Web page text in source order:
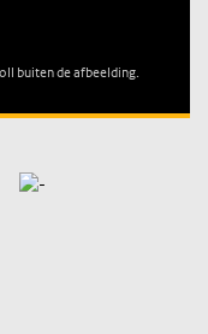
buiten de afbeelding.